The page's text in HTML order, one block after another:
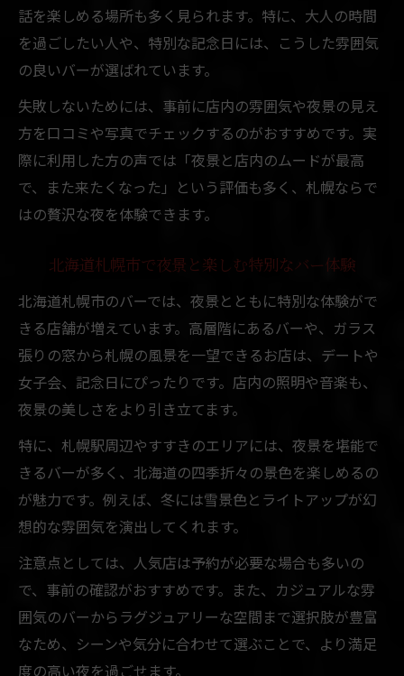
話を楽しめる場所も多く見られます。特に、大人の時間
を過ごしたい人や、特別な記念日には、こうした雰囲気
の良いバーが選ばれています。
失敗しないためには、事前に店内の雰囲気や夜景の見え
方を口コミや写真でチェックするのがおすすめです。実
際に利用した方の声では「夜景と店内のムードが最高
で、また来たくなった」という評価も多く、札幌ならで
はの贅沢な夜を体験できます。
北海道札幌市で夜景と楽しむ特別なバー体験
北海道札幌市のバーでは、夜景とともに特別な体験がで
きる店舗が増えています。高層階にあるバーや、ガラス
張りの窓から札幌の風景を一望できるお店は、デートや
女子会、記念日にぴったりです。店内の照明や音楽も、
夜景の美しさをより引き立てます。
特に、札幌駅周辺やすすきのエリアには、夜景を堪能で
きるバーが多く、北海道の四季折々の景色を楽しめるの
が魅力です。例えば、冬には雪景色とライトアップが幻
想的な雰囲気を演出してくれます。
注意点としては、人気店は予約が必要な場合も多いの
で、事前の確認がおすすめです。また、カジュアルな雰
囲気のバーからラグジュアリーな空間まで選択肢が豊富
なため、シーンや気分に合わせて選ぶことで、より満足
度の高い夜を過ごせます。